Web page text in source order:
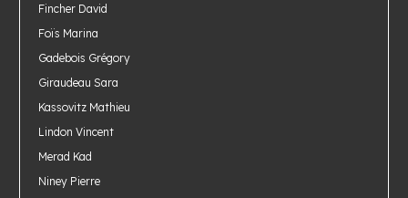
Fincher David
Foïs Marina
Gadebois Grégory
Giraudeau Sara
Kassovitz Mathieu
Lindon Vincent
Merad Kad
Niney Pierre